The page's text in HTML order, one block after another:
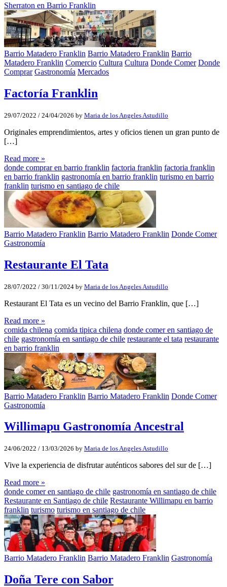
Sherraton en Barrio Franklin
Barrio Matadero Franklin Barrio Matadero Franklin Barrio
Matadero Franklin Comercio Cultura Cultura Donde Comer Donde
Comprar Gastronomía Mercados
Factoría Franklin
29/07/2022 / 24/04/2026 by Maria de los Angeles Astudillo
Originales emprendimientos, artes y oficios tienen un gran punto de
[…]
Read more »
donde comprar en barrio franklin factoria franklin factoria franklin
en barrio franklin gastronomía en barrio franklin turismo en barrio
franklin turismo en santiago de chile
Barrio Matadero Franklin Barrio Matadero Franklin Donde Comer
Gastronomía
Restaurante El Tata
28/07/2022 / 30/11/2024 by Maria de los Angeles Astudillo
Restaurant El Tata es un vecino del Barrio Franklin, que […]
Read more »
comida chilena comida tipica chilena donde comer en santiago de
chile gastronomía en santiago de chile restaurante el tata restaurante
en barrio franklin
Barrio Matadero Franklin Barrio Matadero Franklin Donde Comer
Gastronomía
Willimapu Gastronomía Ancestral
24/06/2022 / 13/03/2026 by Maria de los Angeles Astudillo
Vive la experiencia de disfrutar auténticos sabores del sur de […]
Read more »
donde comer en santiago de chile gastronomía en santiago de chile
Restaurante en Santiago de chile Restaurante Willimapu en barrio
franklin turismo turismo en santiago de chile
Barrio Matadero Franklin Barrio Matadero Franklin Gastronomía
Doña Tere con Sabor